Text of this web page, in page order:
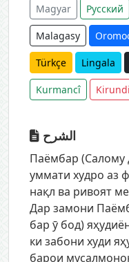
Magyar Русский
Malagasy
Türkçe Lingala
Kurmancî Kirundi
الشرح
Паёмбар (Салому
уммати худро аз
нақл ва ривоят
Дар замони
бар ӯ бод)
ки забони худи
барои